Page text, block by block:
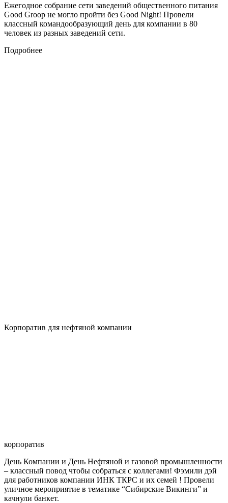
Ежегодное собрание сети заведений общественного питания
Good Groop не могло пройти без Good Night! Провели
классный командообразующий день для компании в 80
человек из разных заведений сети.
Подробнее
Корпоратив для нефтяной компании
корпоратив
День Компании и День Нефтяной и газовой промышленности
– классный повод чтобы собраться с коллегами! Фэмили дэй
для работников компании ИНК ТКРС и их семей ! Провели
уличное мероприятие в тематике “Сибирские Викинги” и
качнули банкет.